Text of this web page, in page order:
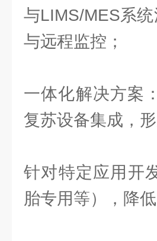
与LIMS/MES系
与远程监控；
一体化解决方案
复苏设备集成，
针对特定应用开
胎专用等），降